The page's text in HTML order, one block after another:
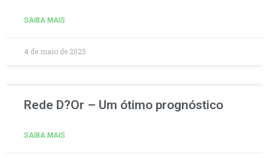
SAIBA MAIS
4 de maio de 2025
Rede D?Or – Um ótimo prognóstico
SAIBA MAIS